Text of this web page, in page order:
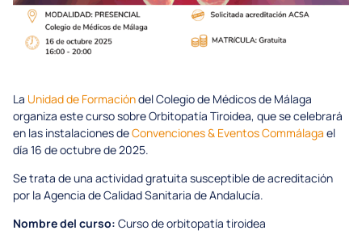
La Unidad de Formacióndel Colegio de Médicos de Málaga
organiza este curso sobre Orbitopatía Tiroidea, que se celebrará
en las instalaciones deConvenciones & Eventos Commálaga el
día 16 de octubre de 2025.
Se trata de una actividad gratuita susceptible de acreditación
por la Agencia de Calidad Sanitaria de Andalucía.
Nombre del curso: Curso de orbitopatía tiroidea